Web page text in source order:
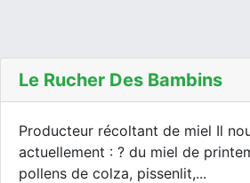
Le Rucher Des Bambins
Producteur récoltant de miel Il
actuellement : ? du miel de
pollens de colza, pissenlit,...